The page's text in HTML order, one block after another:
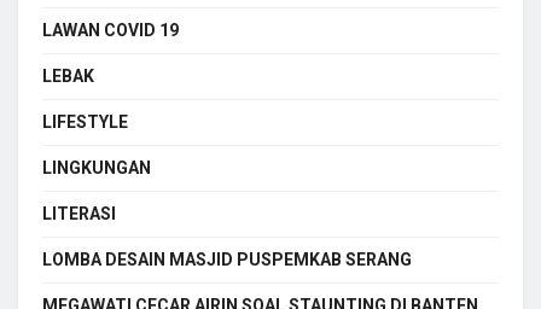
LAWAN COVID 19
LEBAK
LIFESTYLE
LINGKUNGAN
LITERASI
LOMBA DESAIN MASJID PUSPEMKAB SERANG
MEGAWATI CECAR AIRIN SOAL STAUNTING DI BANTEN